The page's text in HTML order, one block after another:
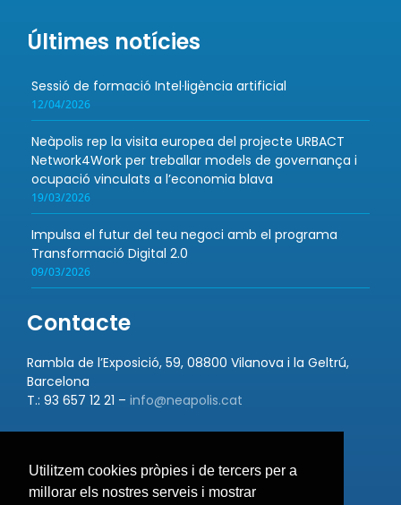
Utilitzem cookies pròpies i de tercers per a
millorar els nostres serveis i mostrar
Últimes notícies
Sessió de formació Intel·ligència artificial
12/04/2026
Neàpolis rep la visita europea del projecte URBACT
Network4Work per treballar models de governança i
ocupació vinculats a l’economia blava
19/03/2026
Impulsa el futur del teu negoci amb el programa
Transformació Digital 2.0
09/03/2026
Contacte
Rambla de l’Exposició, 59, 08800 Vilanova i la Geltrú,
Barcelona
T.: 93 657 12 21 – info@neapolis.cat
Bústia de suggeriments